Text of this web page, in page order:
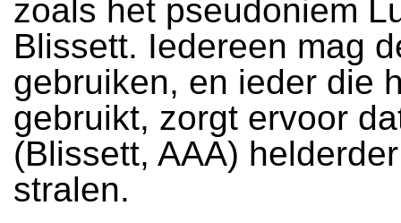
zoals het pseudoniem
Blissett. Iedereen mag
gebruiken, en ieder die
gebruikt, zorgt ervoor
(Blissett, AAA)
stralen.